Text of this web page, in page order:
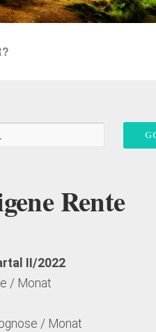
Rente
II/2022
/ Monat
/ Monat